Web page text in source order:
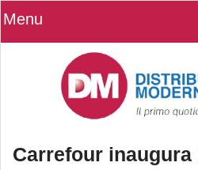
Menu
Carrefour